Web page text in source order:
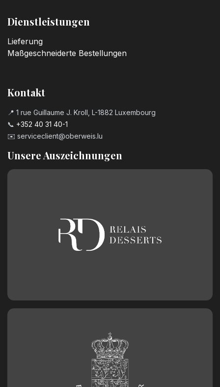
Dienstleistungen
Lieferung
Maßgeschneiderte Bestellungen
Kontakt
📍 1 rue Guillaume J. Kroll, L-1882 Luxembourg
📞 +352 40 31 40-1
✉️ serviceclient@oberweis.lu
Unsere Auszeichnungen